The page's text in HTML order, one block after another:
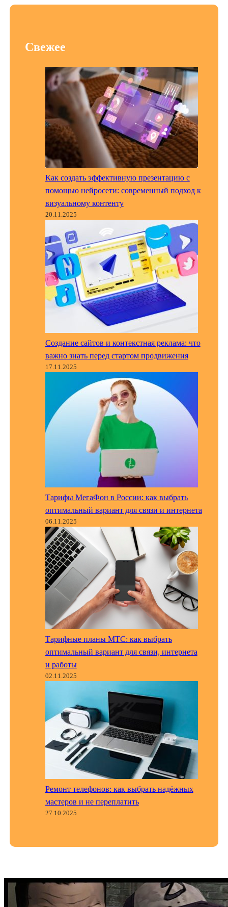
Свежее
Как создать эффективную презентацию с
помощью нейросети: современный подход к
визуальному контенту
20.11.2025
Создание сайтов и контекстная реклама: что
важно знать перед стартом продвижения
17.11.2025
Тарифы МегаФон в России: как выбрать
оптимальный вариант для связи и интернета
06.11.2025
Тарифные планы МТС: как выбрать
оптимальный вариант для связи, интернета
и работы
02.11.2025
Ремонт телефонов: как выбрать надёжных
мастеров и не переплатить
27.10.2025